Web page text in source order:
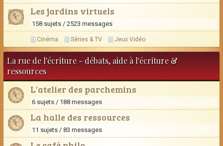
Les jardins virtuels
158 sujets / 2523 messages
Cinéma Séries & TV Jeux Vidéo
La rue de l'écriture - débats, aide à l'écriture &
ressources
L'atelier des parchemins
6 sujets / 188 messages
La halle des ressources
11 sujets / 83 messages